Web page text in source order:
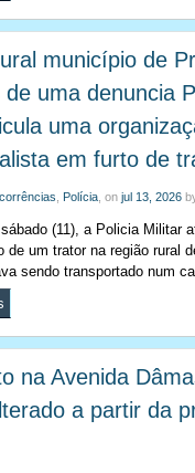
município de
de uma denuncia
uma
em furto de
Polícia , on jul 13, 2026
(11), a Policia Militar
de um trator na região rural
sendo transportado num
na Avenida
a partir da